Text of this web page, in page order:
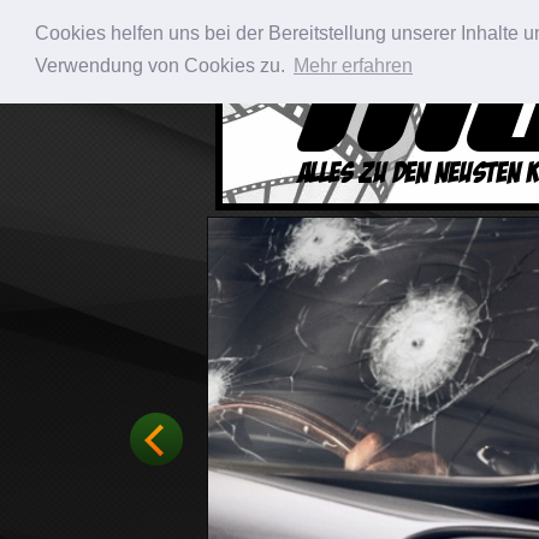
Cookies helfen uns bei der Bereitstellung unserer Inhalte
Verwendung von Cookies zu. Mehr erfahren